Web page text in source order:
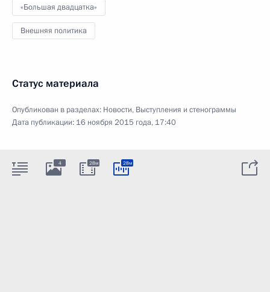
«Большая двадцатка»
Внешняя политика
Статус материала
Опубликован в разделах: Новости, Выступления и стенограммы
Дата публикации: 16 ноября 2015 года, 17:40
4 28м 28м